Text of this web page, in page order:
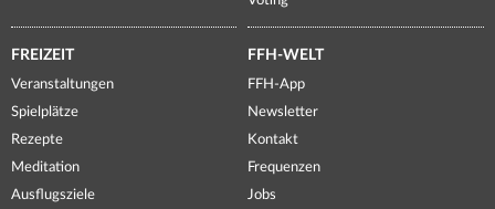
FREIZEIT
Veranstaltungen
Spielplätze
Rezepte
Meditation
Ausflugsziele
FFH-WELT
FFH-App
Newsletter
Kontakt
Frequenzen
Jobs